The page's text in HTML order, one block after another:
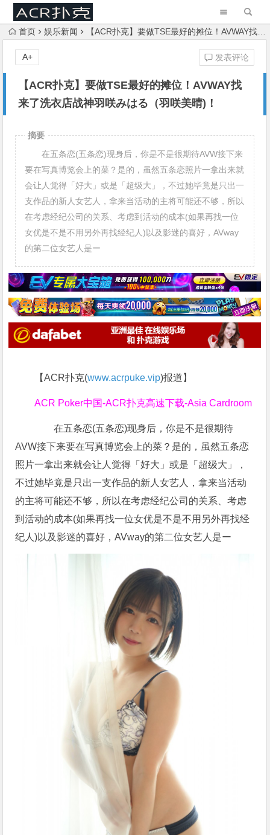
首页 娱乐新闻 【ACR扑克】要做TSE最好的摊位！AVWAY找来了洗衣店战神羽咲みはる（羽咲美晴)！
【ACR扑克】要做TSE最好的摊位！AVWAY找
来了洗衣店战神羽咲みはる（羽咲美晴)！
发表评论
A+
摘要
在五条恋(五条恋)现身后，你是不是很期待AVW接下来
要在写真博览会上的菜？是的，虽然五条恋照片一拿出来就
会让人觉得「好大」或是「超级大」，不过她毕竟是只出一
支作品的新人女艺人，拿来当活动的主将可能还不够，所以
在考虑经纪公司的关系、考虑到活动的成本(如果再找一位
女优是不是不用另外再找经纪人)以及影迷的喜好，AVway
的第二位女艺人是ー
【ACR扑克(www.acrpuke.vip)报道】
ACR Poker中国-ACR扑克高速下载-Asia Cardroom
在五条恋(五条恋)现身后，你是不是很期待
AVW接下来要在写真博览会上的菜？ 是的，虽然五条恋
照片一拿出来就会让人觉得「好大」或是「超级大」，
不过她毕竟是只出一支作品的新人女艺人，拿来当活动
的主将可能还不够，所以在考虑经纪公司的关系、考虑
到活动的成本(如果再找一位女优是不是不用另外再找经
纪人)以及影迷的喜好，AVway的第二位女艺人是ー